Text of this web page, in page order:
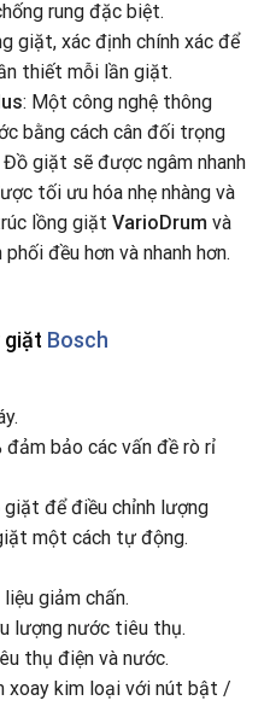
rung đặc biệt.
giặt, xác định chính xác để
thiết mỗi lần giặt.
: Một công nghệ thông
bằng cách cân đối trọng
giặt sẽ được ngâm nhanh
tối ưu hóa nhẹ nhàng và
lồng giặt VarioDrum và
đều hơn và nhanh hơn.
giặt Bosch
đảm bảo các vấn đề rò rỉ
để điều chỉnh lượng
một cách tự động.
giảm chấn.
lượng nước tiêu thụ.
thụ điện và nước.
xoay kim loại với nút bật /